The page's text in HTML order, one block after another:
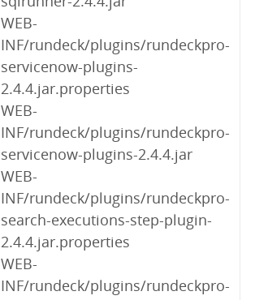
WEB-
INF/rundeck/plugins/rundeckpro-
servicenow-plugins-
2.4.4.jar.properties
WEB-
INF/rundeck/plugins/rundeckpro-
servicenow-plugins-2.4.4.jar
WEB-
INF/rundeck/plugins/rundeckpro-
search-executions-step-plugin-
2.4.4.jar.properties
WEB-
INF/rundeck/plugins/rundeckpro-